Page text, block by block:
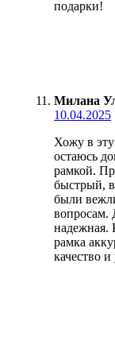
подарки!
Милана
10.04.2025
Хожу в
остаюсь
рамкой.
быстрый,
были
вопросам.
надежная.
рамка
качество и